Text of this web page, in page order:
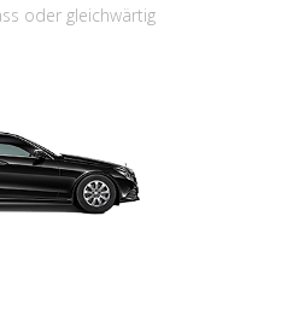
oder gleichwärtig